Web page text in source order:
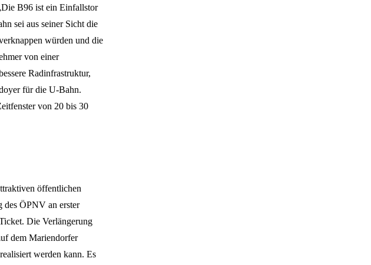
B96 ist ein Einfallstor
sei aus seiner Sicht die
würden und die
von einer
Radinfrastruktur,
für die U-Bahn.
von 20 bis 30
öffentlichen
des ÖPNV an erster
Die Verlängerung
dem Mariendorfer
werden kann. Es